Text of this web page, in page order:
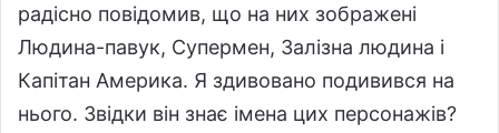
радісно повідомив, що на них зображені
Людина-павук, Супермен, Залізна людина і
Капітан Америка. Я здивовано подивився на
нього. Звідки він знає імена цих персонажів?